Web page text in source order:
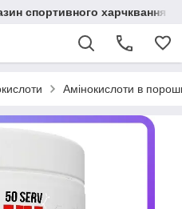
спортивного харчквання
Амінокислоти в